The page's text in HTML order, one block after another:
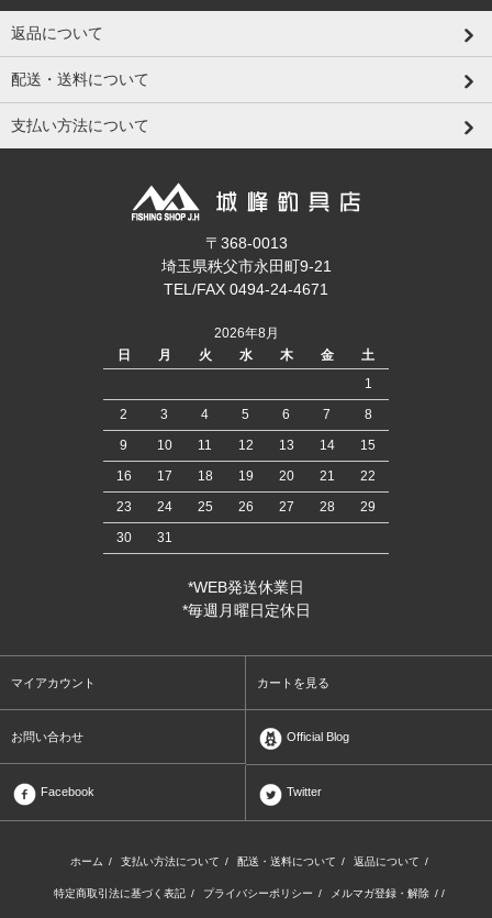
返品について
配送・送料について
支払い方法について
〒368-0013
埼玉県秩父市永田町9-21
TEL/FAX 0494-24-4671
2026年8月
日
月 火 水 木 金
土
1
2
3 4 5 6 7
8
9
10 11 12 13 14
15
16
17 18 19 20 21
22
23
24 25 26 27 28
29
30
31
*WEB発送休業日
*毎週月曜日定休日
マイアカウント カートを見る
お問い合わせ Official Blog
Facebook Twitter
ホーム / 支払い方法について / 配送・送料について / 返品について /
特定商取引法に基づく表記 / プライバシーポリシー / メルマガ登録・解除 / /